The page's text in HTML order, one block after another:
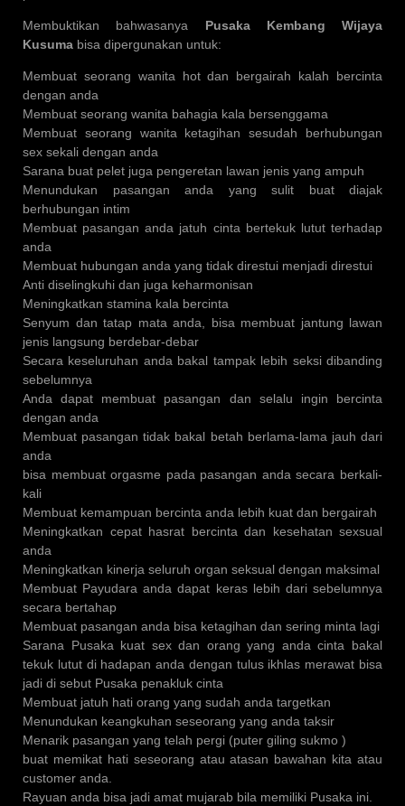
Membuktikan bahwasanya Pusaka Kembang Wijaya
Kusuma bisa dipergunakan untuk:
Membuat seorang wanita hot dan bergairah kalah bercinta
dengan anda
Membuat seorang wanita bahagia kala bersenggama
Membuat seorang wanita ketagihan sesudah berhubungan
sex sekali dengan anda
Sarana buat pelet juga pengeretan lawan jenis yang ampuh
Menundukan pasangan anda yang sulit buat diajak
berhubungan intim
Membuat pasangan anda jatuh cinta bertekuk lutut terhadap
anda
Membuat hubungan anda yang tidak direstui menjadi direstui
Anti diselingkuhi dan juga keharmonisan
Meningkatkan stamina kala bercinta
Senyum dan tatap mata anda, bisa membuat jantung lawan
jenis langsung berdebar-debar
Secara keseluruhan anda bakal tampak lebih seksi dibanding
sebelumnya
Anda dapat membuat pasangan dan selalu ingin bercinta
dengan anda
Membuat pasangan tidak bakal betah berlama-lama jauh dari
anda
bisa membuat orgasme pada pasangan anda secara berkali-
kali
Membuat kemampuan bercinta anda lebih kuat dan bergairah
Meningkatkan cepat hasrat bercinta dan kesehatan sexsual
anda
Meningkatkan kinerja seluruh organ seksual dengan maksimal
Membuat Payudara anda dapat keras lebih dari sebelumnya
secara bertahap
Membuat pasangan anda bisa ketagihan dan sering minta lagi
Sarana Pusaka kuat sex dan orang yang anda cinta bakal
tekuk lutut di hadapan anda dengan tulus ikhlas merawat bisa
jadi di sebut Pusaka penakluk cinta
Membuat jatuh hati orang yang sudah anda targetkan
Menundukan keangkuhan seseorang yang anda taksir
Menarik pasangan yang telah pergi (puter giling sukmo )
buat memikat hati seseorang atau atasan bawahan kita atau
customer anda.
Rayuan anda bisa jadi amat mujarab bila memiliki Pusaka ini.